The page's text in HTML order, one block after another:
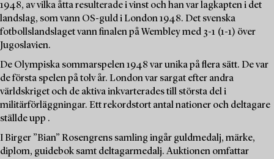
1948, av vilka åtta resulterade i vinst och han var lagkapten i det
landslag, som vann OS-guld i London 1948. Det svenska
fotbollslandslaget vann finalen på Wembley med 3-1 (1-1) över
Jugoslavien.
De Olympiska sommarspelen 1948 var unika på flera sätt. De var
de första spelen på tolv år. London var sargat efter andra
världskriget och de aktiva inkvarterades till största del i
militärförläggningar. Ett rekordstort antal nationer och deltagare
ställde upp .
I Birger ”Bian” Rosengrens samling ingår guldmedalj, märke,
diplom, guidebok samt deltagarmedalj. Auktionen omfattar